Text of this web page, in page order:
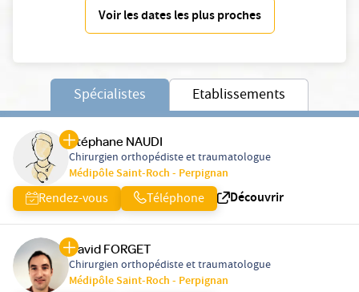
Voir les dates les plus proches
Spécialistes Etablissements
Stéphane NAUDI
Chirurgien orthopédiste et traumatologue
Médipôle Saint-Roch - Perpignan
Rendez-vous Téléphone Découvrir
David FORGET
Chirurgien orthopédiste et traumatologue
Médipôle Saint-Roch - Perpignan